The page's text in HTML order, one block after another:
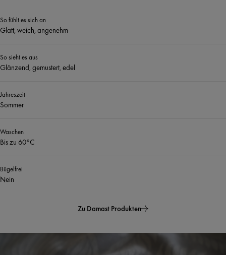
So fühlt es sich an
Glatt, weich, angenehm
So sieht es aus
Glänzend, gemustert, edel
Jahreszeit
Sommer
Waschen
Bis zu 60°C
Bügelfrei
Nein
Zu Damast Produkten